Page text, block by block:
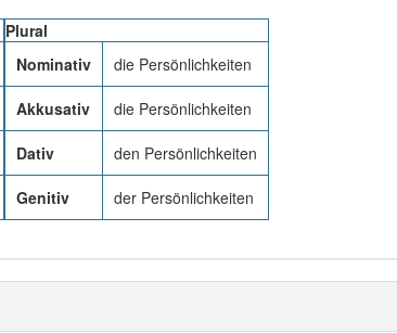
Plural
Nominativ
die Persönlichkeiten
Akkusativ die Persönlichkeiten
Dativ den Persönlichkeiten
Genitiv der Persönlichkeiten